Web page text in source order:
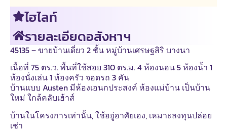
ไฮไลท์
รายละเอียดอสังหาฯ
45135 – ขายบ้านเดี่ยว 2 ชั้น หมู่บ้านเศรษฐสิริ บางนา
เนื้อที่ 75 ตร.ว. พื้นที่ใช้สอย 310 ตร.ม. 4 ห้องนอน 5 ห้องน้ำ 1
ห้องนั่งเล่น 1 ห้องครัว จอดรถ 3 คัน
บ้านแบบ Austen มีห้องเอนกประสงค์ ห้องแม่บ้าน เป็นบ้าน
ใหม่ ใกล้คลับเฮ้าส์
บ้านในโครงการเท่านั้น, ใช้อยู่อาศัยเอง, เหมาะลงทุนปล่อย
เช่า